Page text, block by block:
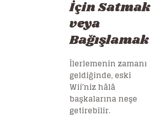
İçin Satmak
veya
Bağışlamak
İlerlemenin zamanı
geldiğinde, eski
Wii’niz hâlâ
başkalarına neşe
getirebilir.